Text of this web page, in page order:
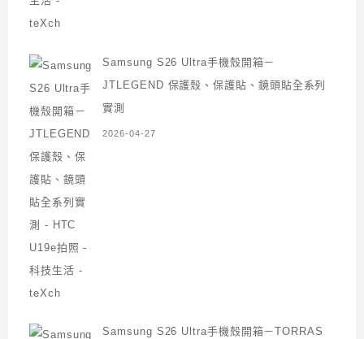
Samsung S26 Ultra手機殼開箱－
JTLEGEND 保護殼、保護貼、鏡頭貼全系列
實測
2026-04-27
Samsung S26 Ultra手機殼開箱－TORRAS